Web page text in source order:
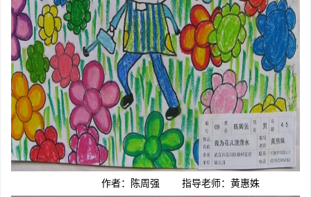
作者：陈周强 指导老师：黄惠姝